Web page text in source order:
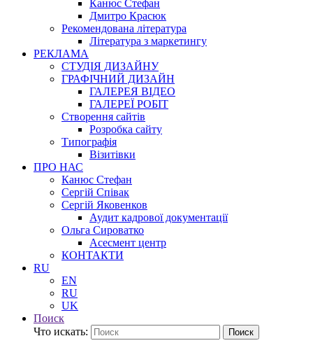
Канюс Стефан
Дмитро Красюк
Рекомендована література
Література з маркетингу
РЕКЛАМА
СТУДІЯ ДИЗАЙНУ
ГРАФІЧНИЙ ДИЗАЙН
ГАЛЕРЕЯ ВІДЕО
ГАЛЕРЕЇ РОБІТ
Створення сайтів
Розробка сайту
Типографія
Візитівки
ПРО НАС
Канюс Стефан
Сергій Співак
Сергій Яковенков
Аудит кадрової документації
Ольга Сироватко
Асесмент центр
КОНТАКТИ
RU
EN
RU
UK
Поиск
Что искать:
Поиск